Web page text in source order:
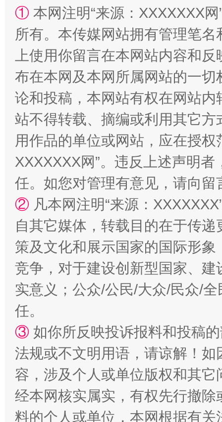
① 本网注明“来源：XXXXXXX
所有。本传媒网站拥有管理笔
上使用你留言在本网站内容和
布在本网及本网所属网站的一
论和投稿，本网站有权在网站
站不得转载、摘编或利用其它
用作品的单位或网站，应在授
XXXXXXX网”。违反上述声明
任。如您对管理有意见，请向
② 凡本网注明“来源：
自其它媒体，转载目的在于传
策及文化和展示国家的国际形
竞争，对于建设创新型国家、
实意义；公众/公民/大众/民众/
任。
③ 如你所反映投诉报料和投稿
法规或不文明用语，请谅解！
容，涉及个人或单位版权和其它
经本网核实属实，有权先行撤
料的个人或单位，本网根据有